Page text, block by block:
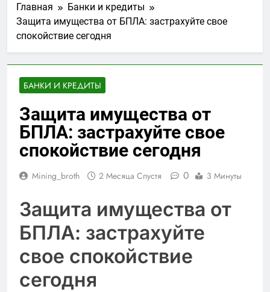
Главная
Банки и кредиты
Защита имущества от БПЛА: застрахуйте свое
спокойствие сегодня
БАНКИ И КРЕДИТЫ
Защита имущества от
БПЛА: застрахуйте свое
спокойствие сегодня
Mining_broth 2 Месяца Спустя 0 3 Минуты
Защита имущества от
БПЛА: застрахуйте
свое спокойствие
сегодня